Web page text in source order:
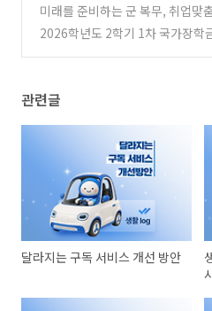
미래를 준비하는 군 복무, 취업맞
보기 (0)
2026학년도 2학기 1차 국가장학
관련글
달라지는 구독 서비스 개선 방안